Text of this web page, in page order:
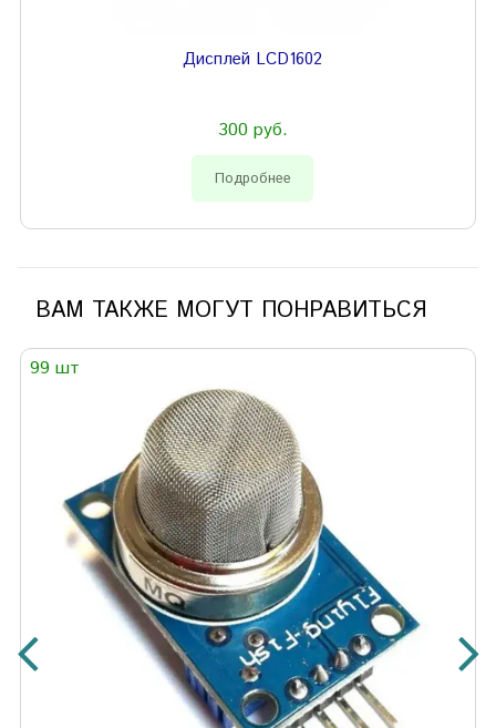
Дисплей LCD1602
300 руб.
Подробнее
ВАМ ТАКЖЕ МОГУТ ПОНРАВИТЬСЯ
99 шт